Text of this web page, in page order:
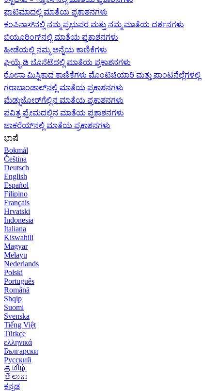
ಫಾಟಿಮಾದಲ್ಲಿ ಮಾತೆಯ ಪ್ರಕಾಶನಗಳು
ಕಂಪಿನಾಸ್‌ನಲ್ಲಿ ನಮ್ಮ ಪ್ರಭುವರ ಮತ್ತು ನಮ್ಮ ಮಾತೆಯ ದರ್ಶನಗಳು
ಬಿಯೂರಿಂಗ್‌ನಲ್ಲಿ ಮಾತೆಯ ಪ್ರಕಾಶನಗಳು
ಹೀಡೆಯಲ್ಲಿ ನಮ್ಮ ಅನ್ನೆಯ ಕಾಣಿಕೆಗಳು
ಘಿಯೈ ಡಿ ಬೊನೆಟೆದಲ್ಲಿ ಮಾತೆಯ ಪ್ರಕಾಶನಗಳು
ರೋಸಾ ಮಿಸ್ಟಿಕಾದ ಕಾಣಿಕೆಗಳು ಮೊಂಟಿಚಿಯಾರಿ ಮತ್ತು ಫಾಂಟನೆಲ್ಲೆಗಳಲ್ಲಿ
ಗರಾಬಾಂಡಾಲ್‌ನಲ್ಲಿ ಮಾತೆಯ ಪ್ರಕಾಶನಗಳು
ಮೆಡ್ಜುಜೋರ್‌ಗೆಲ್ಲಿನ ಮಾತೆಯ ಪ್ರಕಾಶನಗಳು
ಪವಿತ್ರ ಪ್ರೇಮದಲ್ಲಿನ ಮಾತೆಯ ಪ್ರಕಾಶನಗಳು
ಜಾಕರೆಯ್‌ನಲ್ಲಿ ಮಾತೆಯ ಪ್ರಕಾಶನಗಳು
ಭಾಷೆ
Bokmål
Čeština
Deutsch
English
Español
Filipino
Français
Hrvatski
Indonesia
Italiana
Kiswahili
Magyar
Melayu
Nederlands
Polski
Português
Română
Shqip
Suomi
Svenska
Tiếng Việt
Türkçe
ελληνικά
Български
Русский
தமிழ்
తెలుగు
ಕನ್ನಡ